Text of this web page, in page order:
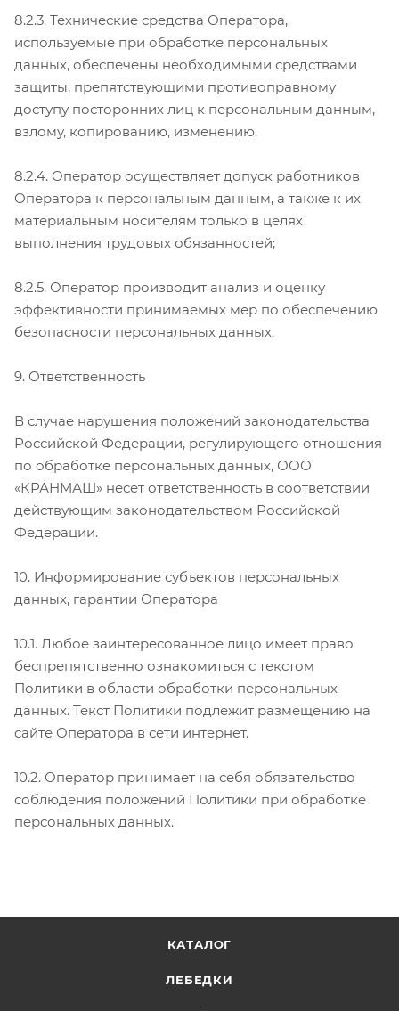
8.2.3. Технические средства Оператора,
используемые при обработке персональных
данных, обеспечены необходимыми средствами
защиты, препятствующими противоправному
доступу посторонних лиц к персональным данным,
взлому, копированию, изменению.
8.2.4. Оператор осуществляет допуск работников
Оператора к персональным данным, а также к их
материальным носителям только в целях
выполнения трудовых обязанностей;
8.2.5. Оператор производит анализ и оценку
эффективности принимаемых мер по обеспечению
безопасности персональных данных.
9. Ответственность
В случае нарушения положений законодательства
Российской Федерации, регулирующего отношения
по обработке персональных данных, ООО
«КРАНМАШ» несет ответственность в соответствии
действующим законодательством Российской
Федерации.
10. Информирование субъектов персональных
данных, гарантии Оператора
10.1. Любое заинтересованное лицо имеет право
беспрепятственно ознакомиться с текстом
Политики в области обработки персональных
данных. Текст Политики подлежит размещению на
сайте Оператора в сети интернет.
10.2. Оператор принимает на себя обязательство
соблюдения положений Политики при обработке
персональных данных.
КАТАЛОГ
ЛЕБЕДКИ